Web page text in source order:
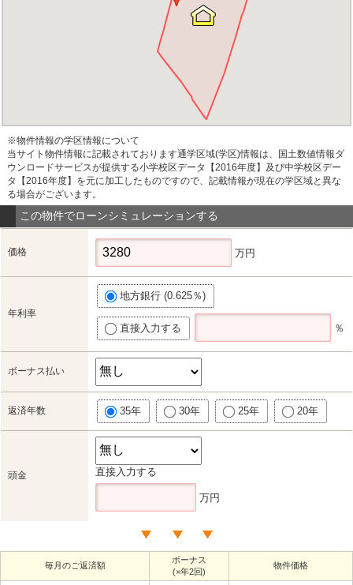
※物件情報の学区情報について
当サイト物件情報に記載されております通学区域(学区)情報は、国土数値情報ダ
ウンロードサービスが提供する小学校区データ【2016年度】及び中学校区デー
タ【2016年度】を元に加工したものですので、記載情報が現在の学区域と異な
る場合がございます。
この物件でローンシミュレーションする
価格 万円
年利率
地方銀行 (0.625％)
直接入力する ％
ボーナス払い
返済年数 35年 30年 25年 20年
頭金 直接入力する
万円
毎月のご返済額
ボーナス
(×年2回)
物件価格